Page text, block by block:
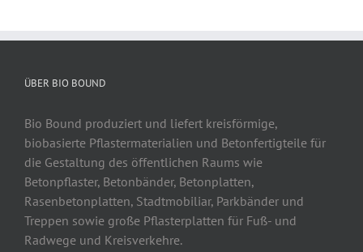
ÜBER BIO BOUND
Bio Bound produziert und liefert kreisförmige,
biobasierte Pflastermaterialien und Betonfertigteile für
die Gestaltung des öffentlichen Raums wie
Betonpflaster, Betonbänder, Betonplatten,
Rasenbetonplatten, Stadtmobiliar, Parkbänder und
Treppen sowie große Pflasterplatten für Fuß- und
Radwege und Kreisverkehre.